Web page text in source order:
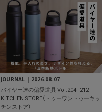
JOURNAL | 2026.08.07
バイヤー達の偏愛道具 Vol.204 | 212
KITCHEN STORE（トゥーワントゥーキッ
チンストア）